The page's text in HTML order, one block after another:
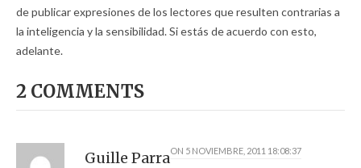
de publicar expresiones de los lectores que resulten contrarias a
la inteligencia y la sensibilidad. Si estás de acuerdo con esto,
adelante.
2 COMMENTS
Guille ParraON 5 NOVIEMBRE, 2011 18:08:37